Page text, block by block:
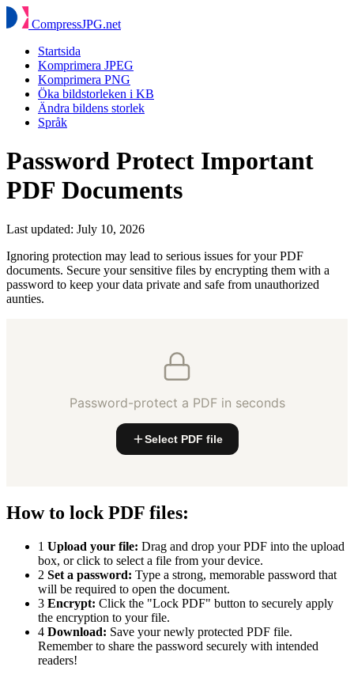
CompressJPG.net
Startsida
Komprimera JPEG
Komprimera PNG
Öka bildstorleken i KB
Ändra bildens storlek
Språk
Password Protect Important
PDF Documents
Last updated: July 10, 2026
Ignoring protection may lead to serious issues for your PDF
documents. Secure your sensitive files by encrypting them with a
password to keep your data private and safe from unauthorized
aunties.
Password-protect a PDF in seconds
Select PDF file
How to lock PDF files:
1 Upload your file: Drag and drop your PDF into the upload
box, or click to select a file from your device.
2 Set a password: Type a strong, memorable password that
will be required to open the document.
3 Encrypt: Click the "Lock PDF" button to securely apply
the encryption to your file.
4 Download: Save your newly protected PDF file.
Remember to share the password securely with intended
readers!